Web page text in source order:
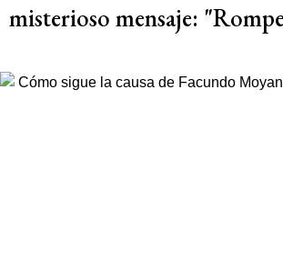
misterioso mensaje: